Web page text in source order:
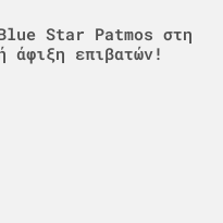
Star Patmos στη
άφιξη επιβατών!